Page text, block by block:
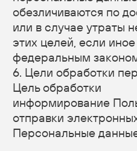
данных».
8.5. Вся информация, которая
сторонними сервисами, в том
системами, средствами связи
поставщиками услуг, хранится
указанными лицами
в соответствии с их
соглашением и Политикой
Субъект персональных данных и/
или с указанными
не несет ответственность за
в том числе указанных в
поставщиков услуг.